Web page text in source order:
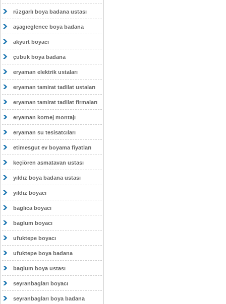
rüzgarlı boya badana ustası
aşagıeglence boya badana
akyurt boyacı
çubuk boya badana
eryaman elektrik ustaları
eryaman tamirat tadilat ustaları
eryaman tamirat tadilat firmaları
eryaman kornej montajı
eryaman su tesisatcıları
etimesgut ev boyama fiyatları
keçiören asmatavan ustası
yıldız boya badana ustası
yıldız boyacı
baglıca boyacı
baglum boyacı
ufuktepe boyacı
ufuktepe boya badana
baglum boya ustası
seyranbagları boyacı
seyranbagları boya badana